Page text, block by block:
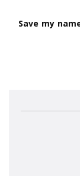
Save my